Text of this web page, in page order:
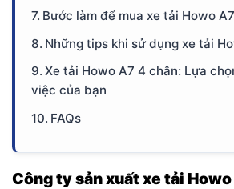
Bước làm để mua xe tải Howo
Những tips khi sử dụng xe tải
Xe tải Howo A7 4 chân: Lựa
việc của bạn
FAQs
Công ty sản xuất xe tải